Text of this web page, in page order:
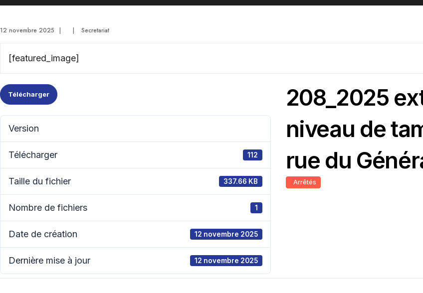
12 novembre 2025 | | Secretariat
[featured_image]
Télécharger
Version
Télécharger 112
Taille du fichier 337.66 KB
Nombre de fichiers 1
Date de création 12 novembre 2025
Dernière mise à jour 12 novembre 2025
208_2025
niveau de
rue du
Arrêtés